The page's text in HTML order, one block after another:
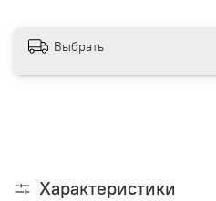
Выбрать
Характеристики